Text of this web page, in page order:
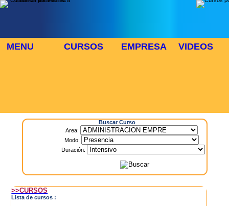
MENU CURSOS EMPRESA VIDEOS
Buscar Curso
Area:
Modo:
Duración:
>>CURSOS
Lista de cursos :